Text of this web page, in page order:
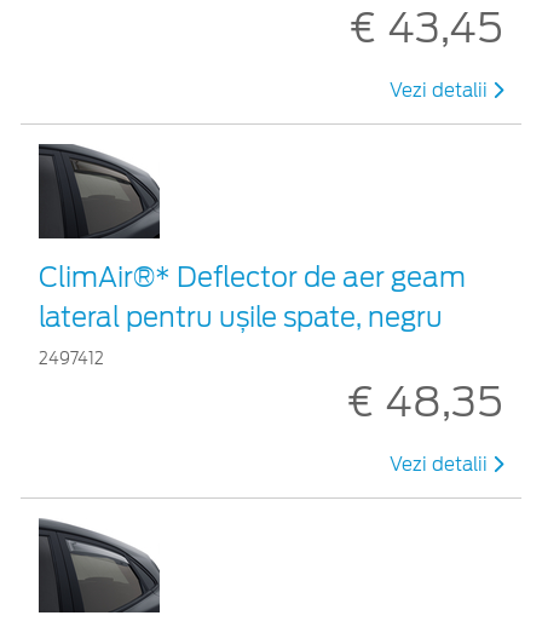
€ 43,45
Vezi detalii
ClimAir®* Deflector de aer geam
lateral pentru ușile spate, negru
2497412
€ 48,35
Vezi detalii